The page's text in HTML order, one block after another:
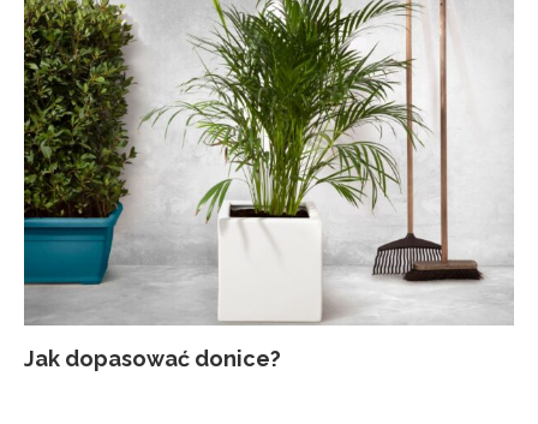
Jak dopasować donice?